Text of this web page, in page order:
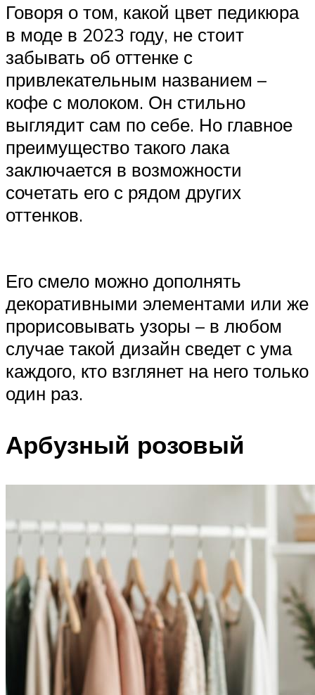
Говоря о том, какой цвет педикюра
в моде в 2023 году, не стоит
забывать об оттенке с
привлекательным названием –
кофе с молоком. Он стильно
выглядит сам по себе. Но главное
преимущество такого лака
заключается в возможности
сочетать его с рядом других
оттенков.
Его смело можно дополнять
декоративными элементами или же
прорисовывать узоры – в любом
случае такой дизайн сведет с ума
каждого, кто взглянет на него только
один раз.
Арбузный розовый